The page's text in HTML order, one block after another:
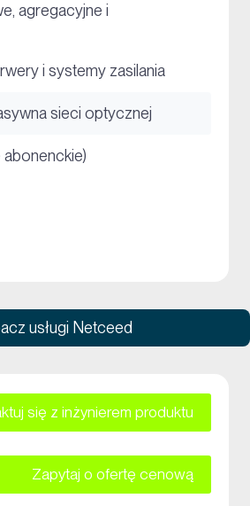
agregacyjne i
i systemy zasilania
sieci optycznej
abonenckie)
usługi Netceed
się z inżynierem produktu
Zapytaj o ofertę cenową